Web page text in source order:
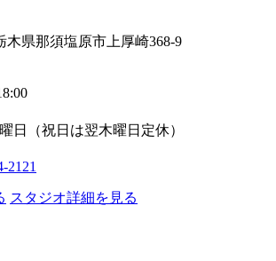
木県那須塩原市上厚崎368-9
日（祝日は翌木曜日定休）
2121
スタジオ詳細を見る